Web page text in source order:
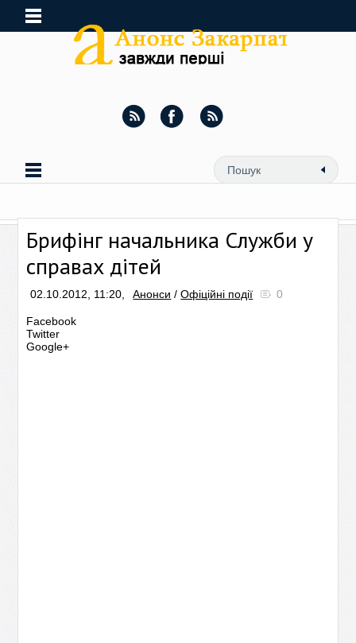
Брифінг начальника Служби у
справах дітей
02.10.2012, 11:20, Анонси /Офіційні події 0
Facebook
Twitter
Google+